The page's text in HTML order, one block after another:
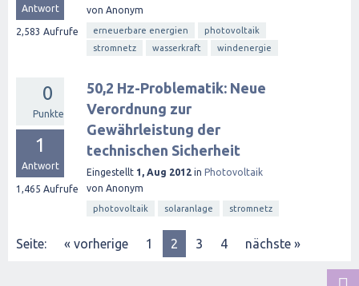
Antwort
2,583 Aufrufe
von Anonym
erneuerbare energien
photovoltaik
stromnetz
wasserkraft windenergie
0
Punkte
1
Antwort
1,465 Aufrufe
50,2 Hz-Problematik: Neue
Verordnung zur
Gewährleistung der
technischen Sicherheit
Eingestellt 1, Aug 2012 in Photovoltaik
von Anonym
photovoltaik solaranlage stromnetz
Seite: « vorherige 1 2 3 4 nächste »